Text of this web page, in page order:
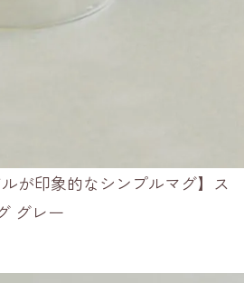
が印象的なシンプルマグ】ス
グレー